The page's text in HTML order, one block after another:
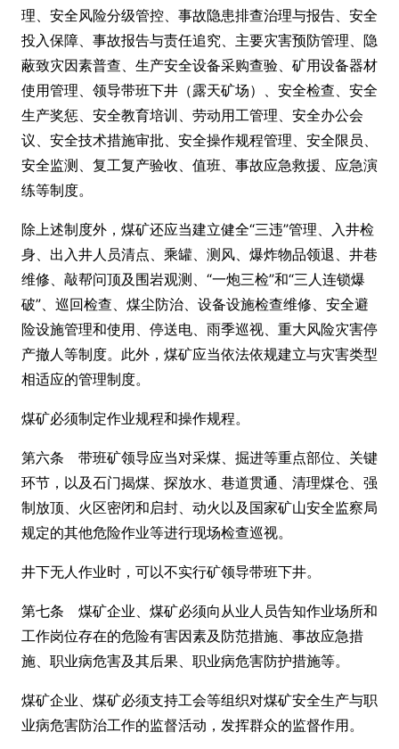
理、安全风险分级管控、事故隐患排查治理与报告、安全
投入保障、事故报告与责任追究、主要灾害预防管理、隐
蔽致灾因素普查、生产安全设备采购查验、矿用设备器材
使用管理、领导带班下井（露天矿场）、安全检查、安全
生产奖惩、安全教育培训、劳动用工管理、安全办公会
议、安全技术措施审批、安全操作规程管理、安全限员、
安全监测、复工复产验收、值班、事故应急救援、应急演
练等制度。
除上述制度外，煤矿还应当建立健全“三违”管理、入井检
身、出入井人员清点、乘罐、测风、爆炸物品领退、井巷
维修、敲帮问顶及围岩观测、“一炮三检”和“三人连锁爆
破”、巡回检查、煤尘防治、设备设施检查维修、安全避
险设施管理和使用、停送电、雨季巡视、重大风险灾害停
产撤人等制度。此外，煤矿应当依法依规建立与灾害类型
相适应的管理制度。
煤矿必须制定作业规程和操作规程。
第六条 带班矿领导应当对采煤、掘进等重点部位、关键
环节，以及石门揭煤、探放水、巷道贯通、清理煤仓、强
制放顶、火区密闭和启封、动火以及国家矿山安全监察局
规定的其他危险作业等进行现场检查巡视。
井下无人作业时，可以不实行矿领导带班下井。
第七条 煤矿企业、煤矿必须向从业人员告知作业场所和
工作岗位存在的危险有害因素及防范措施、事故应急措
施、职业病危害及其后果、职业病危害防护措施等。
煤矿企业、煤矿必须支持工会等组织对煤矿安全生产与职
业病危害防治工作的监督活动，发挥群众的监督作用。